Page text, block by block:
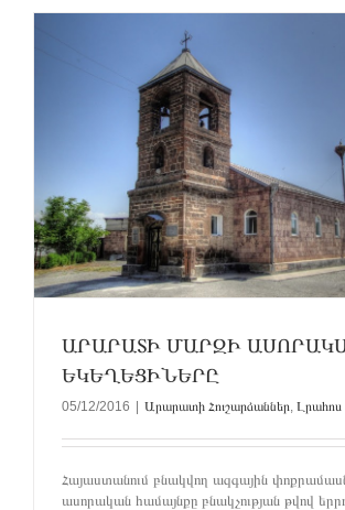
ԱՐԱՐԱՏԻ ՄԱՐԶԻ
ԵԿԵՂԵՑԻՆԵՐԸ
05/12/2016 | Արարատի Հուշարձաններ Լրահոս
Հայաստանում բնակվող ազգային
ասորական համայնքը բնակչության թվով